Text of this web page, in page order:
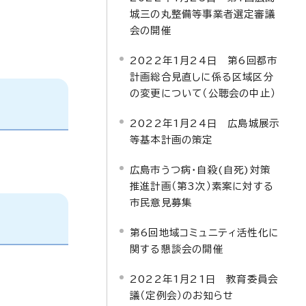
城三の丸整備等事業者選定審議
会の開催
2022年1月24日 第6回都市
計画総合見直しに係る区域区分
の変更について（公聴会の中止）
2022年1月24日 広島城展示
等基本計画の策定
広島市うつ病・自殺(自死)対策
推進計画（第3次）素案に対する
市民意見募集
第6回地域コミュニティ活性化に
関する懇談会の開催
2022年1月21日 教育委員会
議（定例会）のお知らせ